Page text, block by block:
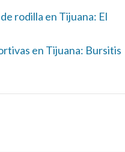
rodilla en Tijuana: El
en Tijuana: Bursitis